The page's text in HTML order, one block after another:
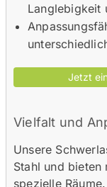
Langlebigkeit
Vielfalt und
Unsere
Stahl und bieten
spezielle